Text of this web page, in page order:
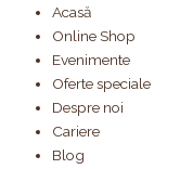
Acasă
Online Shop
Evenimente
Oferte speciale
Despre noi
Cariere
Blog